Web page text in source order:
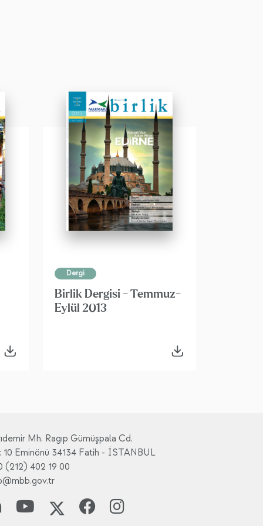
Dergi
Birlik Dergisi - Temmuz-
Eylül 2013
Mh. Ragıp Gümüşpala Cd.
10 Eminönü 34134 Fatih - İSTANBUL
(212) 402 19 00